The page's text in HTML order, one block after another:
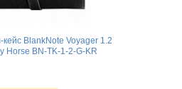
BlankNote Voyager 1.2
Horse BN-TK-1-2-G-KR